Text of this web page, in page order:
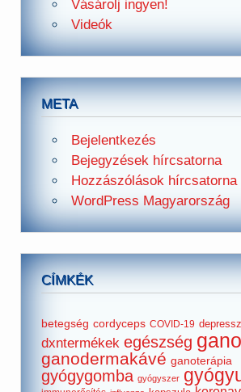
Vásárolj ingyen!
Videók
META
Bejelentkezés
Bejegyzések hírcsatorna
Hozzászólások hírcsatorna
WordPress Magyarország
CÍMKÉK
betegség cordyceps COVID-19
dxntermékek egészség
ganodermakávé ganoterápia
gyógygomba gyógyszer